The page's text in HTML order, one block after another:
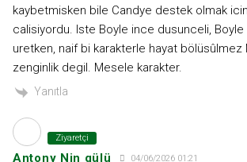
kaybetmisken bile Candye destek olmak
calisiyordu. Iste Boyle ince dusunceli, Boyle
uretken, naif bi karakterle hayat bölüsûlmez
zenginlik degil. Mesele karakter.
Yanıtla
Ziyaretçi
Antony Nin gülü 04/06/2026 01:21